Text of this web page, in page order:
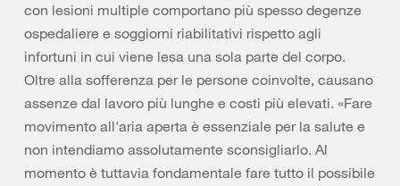
con lesioni multiple comportano più spesso degenze
ospedaliere e soggiorni riabilitativi rispetto agli
infortuni in cui viene lesa una sola parte del corpo.
Oltre alla sofferenza per le persone coinvolte, causano
assenze dal lavoro più lunghe e costi più elevati. «Fare
movimento all'aria aperta è essenziale per la salute e
non intendiamo assolutamente sconsigliarlo. Al
momento è tuttavia fondamentale fare tutto il possibile